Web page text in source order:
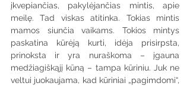
įkvepiančias, pakylėjančias mintis, apie
meilę. Tad viskas atitinka. Tokias mintis
mamos siunčia vaikams. Tokios mintys
paskatina kūrėją kurti, idėja prisirpsta,
prinoksta ir yra nuraškoma – įgauna
medžiagiškąjį kūną – tampa kūriniu. Juk ne
veltui juokaujama, kad kūriniai „pagimdomi“,